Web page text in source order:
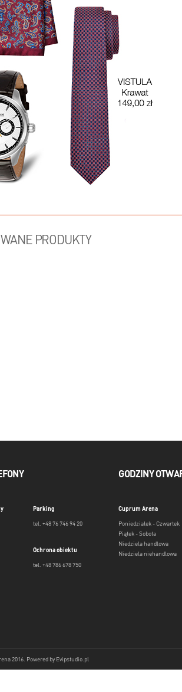
PRODUKTY
Parking
tel. +48 76 746 94 20
Ochrona obiektu
tel. +48 786 678 750
GODZINY
Cuprum Arena
Poniedziałek - Czwartek
Piątek - Sobota
Niedziela handlowa
Niedziela niehandlowa
2016. Powered byEvipstudio.pl